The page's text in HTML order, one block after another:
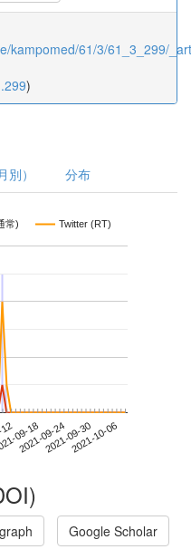
kampomed/61/3/61_3_299/
)
別） 分布
常) Twitter (RT)
09-18
2021-09-242021-09-302021-10-06
Google Scholar